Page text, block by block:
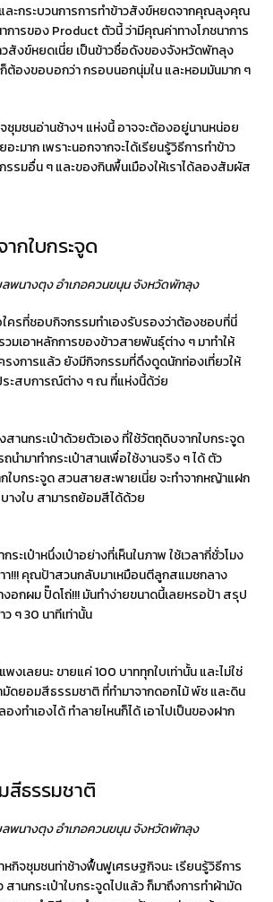
และกระบวนการการทำข้าวสังข์หยดจากคุณลุงคุณ
การของ Product ตัวนี้ ว่ามีคุณค่าทางโภชนาการ
วสังข์หยดเนี่ย เป็นข้าวชื่อดังของจังหวัดพัทลุง
ก็ต้องขอบอกว่า กรอบนอกนุ่มใน และหอมมันมาก ๆ
ชุมชนอ่านช้างฯ แห่งนี้ อาจจะต้องอยู่นานหน่อย
อะมาก เพราะนอกจากจะได้เรียนรู้วิธีการทำข้าว
รมอื่น ๆ และของกินพื้นเมืองให้เราได้ลองสัมผัส
ากใบกระจูด
พนางตุง อำเภอควนขนุน จังหวัดพัทลุง
ครที่ชอบกิจกรรมทำเองรับรองว่าต้องชอบที่นี่
วมเอาหลักการของข้าวสายพันธุ์ต่าง ๆ มาทำให้
งการแล้ว ยังมีกิจกรรมที่ดึงดูดนักท่องเที่ยวให้
ะสบการณ์ต่าง ๆ ณ ที่แห่งนี้ด้ว่ย
สานกระเป๋าด้วยตัวเอง ที่ใช้วัตถุดิบจากใบกระจูด
นำมาทำกระเป๋าสานเพื่อใช้งานจริง ๆ ได้ ตัว
กใบกระจูด สวนสายสะพายเนี่ย จะทำจากหญ้าแฝก
างใบ สามารถย้อมสีได้ด้วย
ะเป๋าหนึ่งเป๋าอย่างที่เห็นในภาพ ใช้เวลากี่ชั่วโมง
าา!!! คุณป้าสวนกลับมาเหมือนตีลูกสแมชกลาง
งอกผม ปั๊ดโถ่!!! มันทำง่ายขนาดนี้เลยหรอป้า สรุป
ว ๆ 30 นาทีเท่านั้น
พงเลยนะ ขายแค่ 100 บาททุกใบเท่านั้น และไม่ใช่
มัดยอมสีธรรมชาติ ที่ทำมาจากดอกไม้ พ์ช และดิน
งทำเองได้ ทำลายไหนก็ได้ เอาไปเป็นของฝาก
สีธรรมชาติ
พนางตุง อำเภอควนขนุน จังหวัดพัทลุง
กิจชุมชนท่าช้างฟื้นฟูเศรษฐกิจนะ เรียนรู้วิธีการ
านกระเป๋าใบกระจูดไปแล้ว ก็มาถึงการทำผ้ามัด